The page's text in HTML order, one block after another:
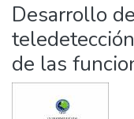
Desarrollo
de las